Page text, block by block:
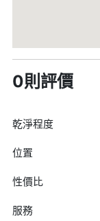
0則評價
乾淨程度
位置
性價比
服務